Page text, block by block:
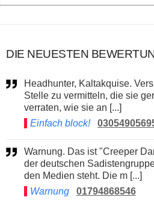
DIE NEUESTEN
Headhunter, Kaltakquise. Versucht, Sie in eine offene
Stelle zu vermitteln, die sie
verraten, wie sie an [...]
Einfach block!
Warnung. Das ist "Creeper Darkos" Nikolas Hamm aus
der deutschen
den Medien steht. Die m [...]
Warnung
01794868546